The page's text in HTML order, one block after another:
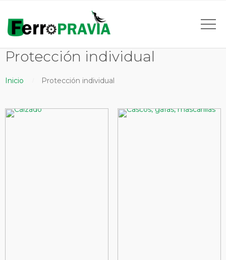
Protección individual
Inicio Protección individual